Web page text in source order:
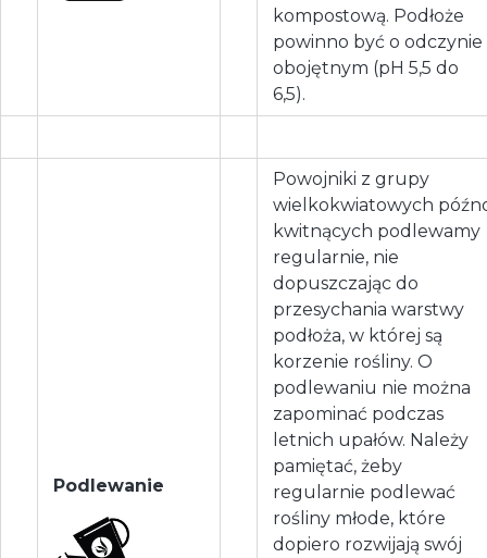
kompostową. Podłoże
powinno być o odczynie
obojętnym (pH 5,5 do
6,5).
Podlewanie
Powojniki z grupy
wielkokwiatowych
kwitnących podlewamy
regularnie, nie
dopuszczając do
przesychania warstwy
podłoża, w której są
korzenie rośliny. O
podlewaniu nie można
zapominać podczas
letnich upałów. Należy
pamiętać, żeby
regularnie podlewać
rośliny młode, które
dopiero rozwijają swój